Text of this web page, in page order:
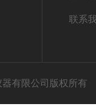
联系
器有限公司版权所有